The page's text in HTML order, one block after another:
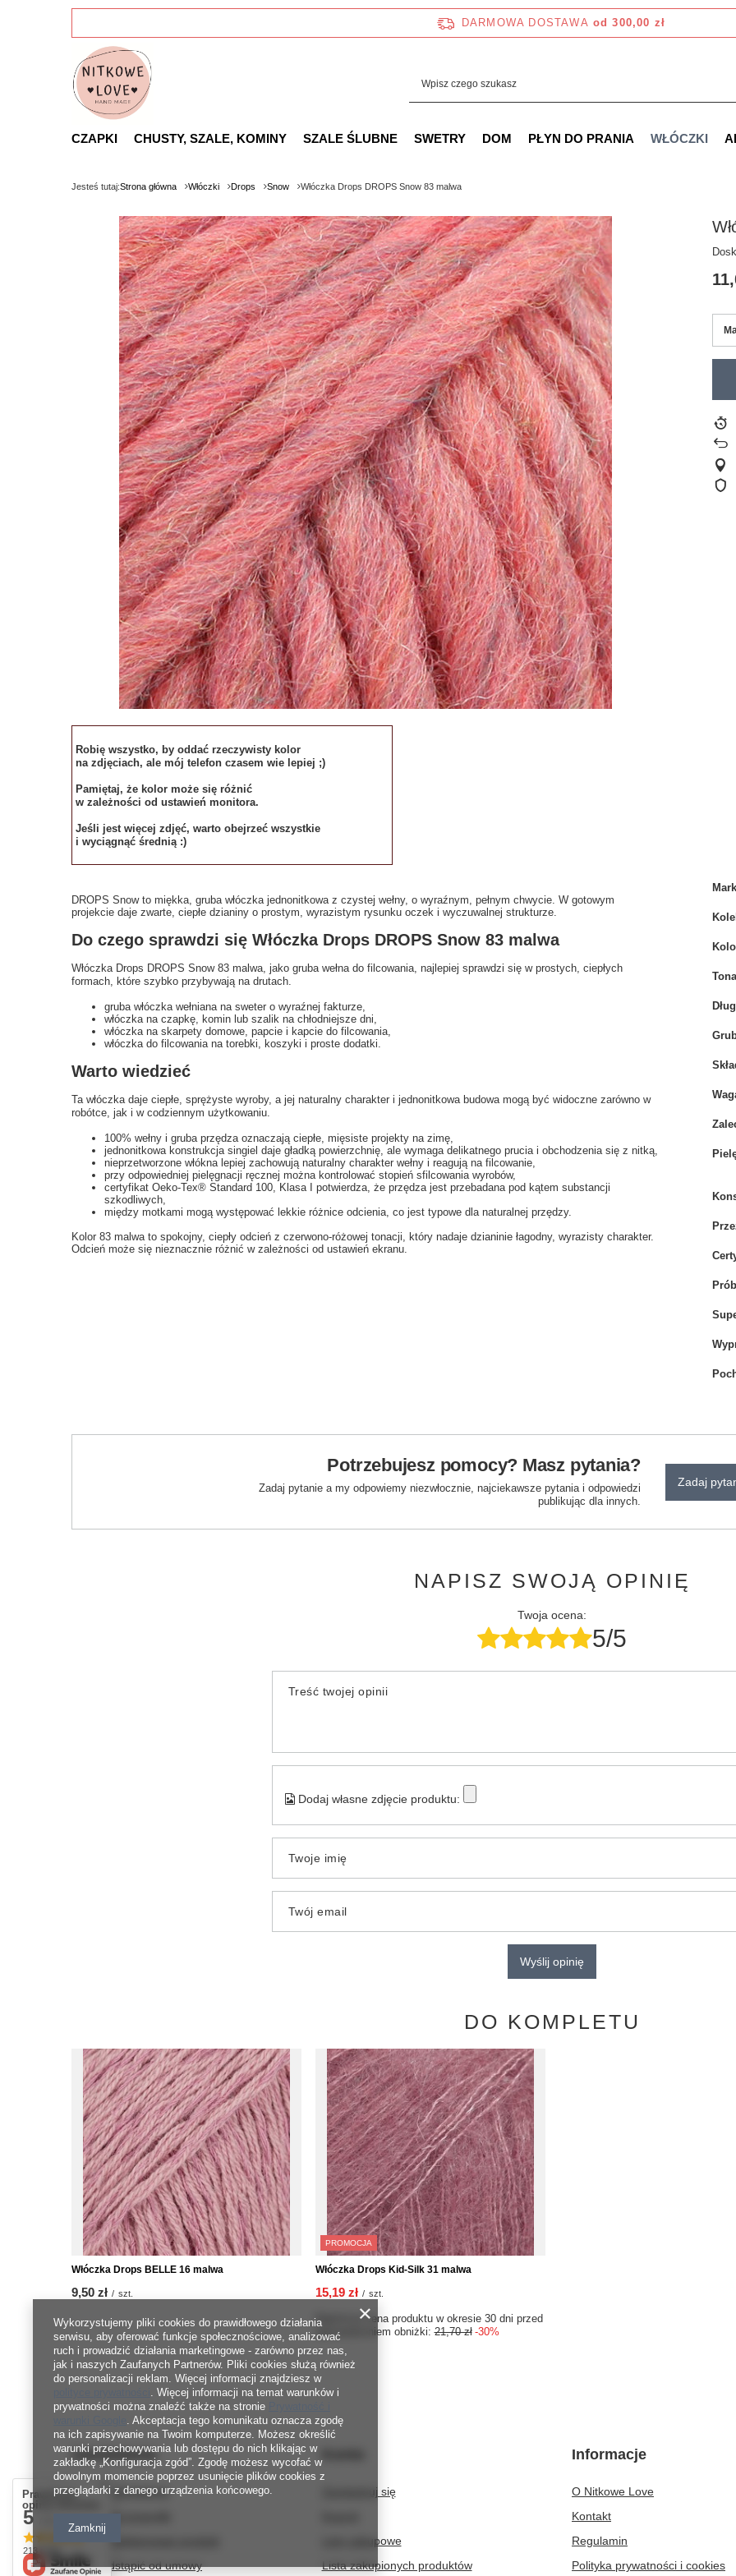
DARMOWA DOSTAWA od 300,00 zł
CZAPKI CHUSTY, SZALE, KOMINY SZALE ŚLUBNE SWETRY DOM PŁYN DO PRANIA WŁÓCZKI
Jesteś tutaj:Strona główna Włóczki Drops Snow Włóczka Drops DROPS Snow 83 malwa
Robię wszystko, by oddać rzeczywisty kolor
na zdjęciach, ale mój telefon czasem wie lepiej ;)
Pamiętaj, że kolor może się różnić
w zależności od ustawień monitora.
Jeśli jest więcej zdjęć, warto obejrzeć wszystkie
i wyciągnąć średnią :)
DROPS Snow to miękka, gruba włóczka jednonitkowa z czystej wełny, o wyraźnym, pełnym chwycie. W gotowym
projekcie daje zwarte, ciepłe dzianiny o prostym, wyrazistym rysunku oczek i wyczuwalnej strukturze.
Do czego sprawdzi się Włóczka Drops DROPS Snow 83 malwa
Włóczka Drops DROPS Snow 83 malwa, jako gruba wełna do filcowania, najlepiej sprawdzi się w prostych, ciepłych
formach, które szybko przybywają na drutach.
gruba włóczka wełniana na sweter o wyraźnej fakturze,
włóczka na czapkę, komin lub szalik na chłodniejsze dni,
włóczka na skarpety domowe, papcie i kapcie do filcowania,
włóczka do filcowania na torebki, koszyki i proste dodatki.
Warto wiedzieć
Ta włóczka daje ciepłe, sprężyste wyroby, a jej naturalny charakter i jednonitkowa budowa mogą być widoczne zarówno w
robótce, jak i w codziennym użytkowaniu.
100% wełny i gruba przędza oznaczają ciepłe, mięsiste projekty na zimę,
jednonitkowa konstrukcja singiel daje gładką powierzchnię, ale wymaga delikatnego prucia i obchodzenia się z nitką,
nieprzetworzone włókna lepiej zachowują naturalny charakter wełny i reagują na filcowanie,
przy odpowiedniej pielęgnacji ręcznej można kontrolować stopień sfilcowania wyrobów,
certyfikat Oeko-Tex® Standard 100, Klasa I potwierdza, że przędza jest przebadana pod kątem substancji
szkodliwych,
między motkami mogą występować lekkie różnice odcienia, co jest typowe dla naturalnej przędzy.
Kolor 83 malwa to spokojny, ciepły odcień z czerwono-różowej tonacji, który nadaje dzianinie łagodny, wyrazisty charakter.
Odcień może się nieznacznie różnić w zależności od ustawień ekranu.
Potrzebujesz pomocy? Masz pytania?
Zadaj pytanie a my odpowiemy niezwłocznie, najciekawsze pytania i odpowiedzi
publikując dla innych.
Zadaj
NAPISZ SWOJĄ OPINIĘ
Twoja ocena:
5/5
Treść twojej opinii
Dodaj własne zdjęcie produktu:
Twoje imię
Twój email
Wyślij opinię
DO KOMPLETU
Włóczka Drops BELLE 16 malwa
9,50 zł / szt.
PROMOCJA
Włóczka Drops Kid-Silk 31 malwa
15,19 zł / szt.
Najniższa cena produktu w okresie 30 dni przed
wprowadzeniem obniżki:21,70 zł -30%
Zamówienia
Status zamówienia
Śledzenie przesyłki
Chcę zareklamować produkt
Chcę odstąpić od umowy
Zarejestruj się
Listy zakupowe
Lista zakupionych produktów
Informacje
O Nitkowe Love
Kontakt
Regulamin
Polityka prywatności i cookies
Prawdziwe
opinie klientów
5
213 opinii
Wykorzystujemy pliki cookies do prawidłowego działania
serwisu, aby oferować funkcje społecznościowe, analizować
ruch i prowadzić działania marketingowe - zarówno przez nas,
jak i naszych Zaufanych Partnerów. Pliki cookies służą również
do personalizacji reklam. Więcej informacji znajdziesz w
. Więcej informacji na temat warunków i
prywatności można znaleźć także na stronie
. Akceptacja tego komunikatu oznacza zgodę
na ich zapisywanie na Twoim komputerze. Możesz określić
warunki przechowywania lub dostępu do nich klikając w
zakładkę „Konfiguracja zgód”. Zgodę możesz wycofać w
dowolnym momencie poprzez usunięcie plików cookies z
przeglądarki z danego urządzenia końcowego.
Zamknij